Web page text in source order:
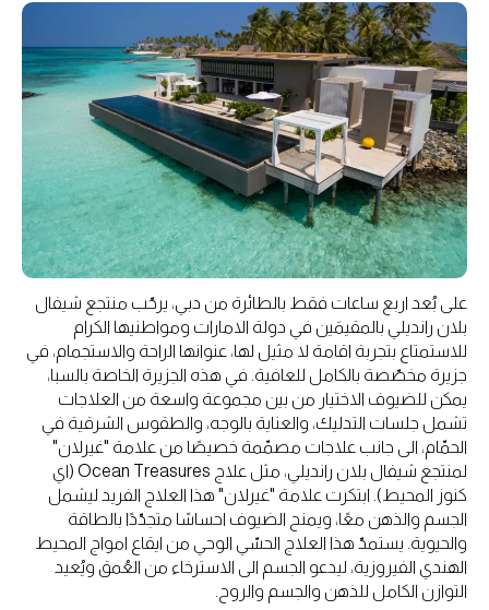
على بُعد اربع ساعات فقط بالطائرة من دبي، يرحّب منتجع شيفال
بلان رانديلي بالمقيمَين في دولة الامارات ومواطنيها الكرام
للاستمتاع بتجربة اقامة لا مثيل لها، عنوانها الراحة والاستجمام، في
جزيرة مخصّصة بالكامل للعافية. في هذه الجزيرة الخاصة بالسبا،
يمكن للضيوف الاختيار من بين مجموعة واسعة من العلاجات
تشمل جلسات التدليك، والعناية بالوجه، والطقوس الشرقية في
الحمّام، الى جانب علاجات مصمّمة خصيصًا من علامة "غيرلان"
لمنتجع شيفال بلان رانديلي، مثل علاج Ocean Treasures (اي
كنوز المحيط). ابتكرت علامة "غيرلان" هذا العلاج الفريد ليشمل
الجسم والذهن معًا، ويمنح الضيوف احساسًا متجدّدًا بالطاقة
والحيوية. يستمدّ هذا العلاج الحسّي الوحي من ايقاع امواج المحيط
الهندي الفيروزية، ليدعو الجسم الى الاسترخاء من العُمق ويُعيد
التوازن الكامل للذهن والجسم والروح.